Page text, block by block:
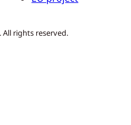
rights reserved.